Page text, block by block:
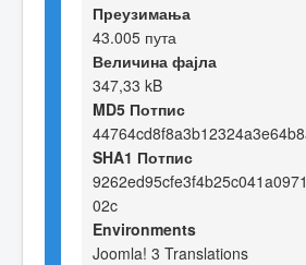
Преузимања
43.005 пута
Величина фајла
347,33 kB
MD5 Потпис
SHA1 Потпис
02c
Environments
Joomla! 3 Translations